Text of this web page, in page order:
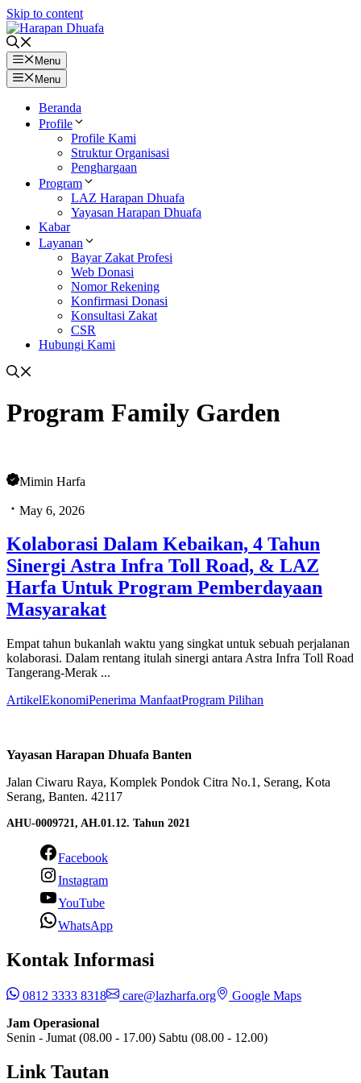
Skip to content
Menu
Menu
Beranda
Profile
Profile Kami
Struktur Organisasi
Penghargaan
Program
LAZ Harapan Dhuafa
Yayasan Harapan Dhuafa
Kabar
Layanan
Bayar Zakat Profesi
Web Donasi
Nomor Rekening
Konfirmasi Donasi
Konsultasi Zakat
CSR
Hubungi Kami
Program Family Garden
Mimin Harfa
May 6, 2026
Kolaborasi Dalam Kebaikan, 4 Tahun
Sinergi Astra Infra Toll Road, & LAZ
Harfa Untuk Program Pemberdayaan
Masyarakat
Empat tahun bukanlah waktu yang singkat untuk sebuah perjalanan
kolaborasi. Dalam rentang itulah sinergi antara Astra Infra Toll Road
Tangerang-Merak ...
ArtikelEkonomiPenerima ManfaatProgram Pilihan
Yayasan Harapan Dhuafa Banten
Jalan Ciwaru Raya, Komplek Pondok Citra No.1, Serang, Kota
Serang, Banten. 42117
AHU-0009721, AH.01.12. Tahun 2021
Facebook
Instagram
YouTube
WhatsApp
Kontak Informasi
0812 3333 8318 care@lazharfa.org
Google Maps
Jam Operasional
Senin - Jumat (08.00 - 17.00) Sabtu (08.00 - 12.00)
Link Tautan